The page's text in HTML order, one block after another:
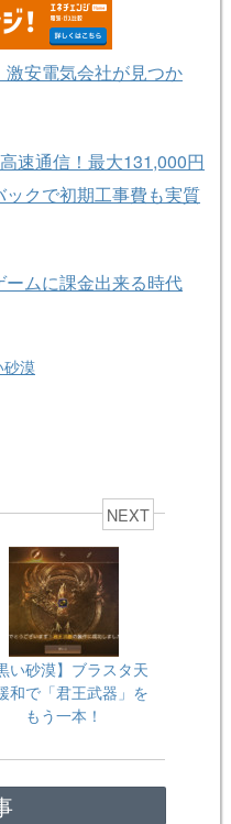
安電気会社が見つか
速通信！最大131,000円
クで初期工事費も実質
ムに課金出来る時代
砂漠
NEXT
い砂漠】ブラスタ天
和で「君王武器」を
もう一本！